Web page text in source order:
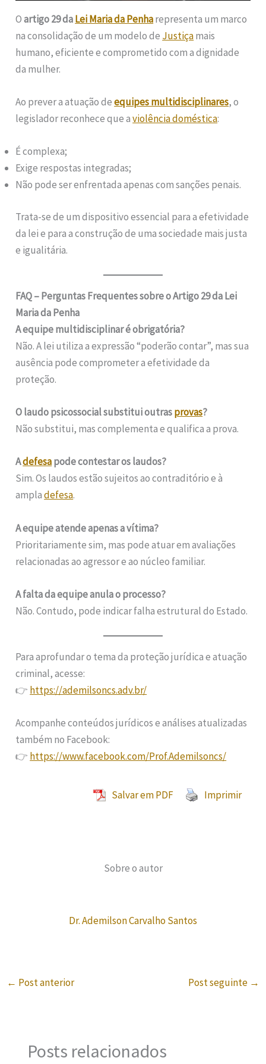
Oartigo 29 daLei Maria da Penharepresenta um marco
na consolidação de um modelo de Justiçamais
humano, eficiente e comprometido com a dignidade
da mulher.
Ao prever a atuação deequipes multidisciplinares, o
legislador reconhece que aviolência doméstica:
É complexa;
Exige respostas integradas;
Não pode ser enfrentada apenas com sanções penais.
Trata-se de um dispositivo essencial para a efetividade
da lei e para a construção de uma sociedade mais justa
e igualitária.
FAQ – Perguntas Frequentes sobre o Artigo 29 da Lei
Maria da Penha
A equipe multidisciplinar é obrigatória?
Não. A lei utiliza a expressão “poderão contar”, mas sua
ausência pode comprometer a efetividade da
proteção.
O laudo psicossocial substitui outrasprovas?
Não substitui, mas complementa e qualifica a prova.
Adefesapode contestar os laudos?
Sim. Os laudos estão sujeitos ao contraditório e à
ampladefesa.
A equipe atende apenas a vítima?
Prioritariamente sim, mas pode atuar em avaliações
relacionadas ao agressor e ao núcleo familiar.
A falta da equipe anula o processo?
Não. Contudo, pode indicar falha estrutural do Estado.
Para aprofundar o tema da proteção jurídica e atuação
criminal, acesse:
👉 https://ademilsoncs.adv.br/
Acompanhe conteúdos jurídicos e análises atualizadas
também no Facebook:
👉 https://www.facebook.com/Prof.Ademilsoncs/
Salvar em PDF Imprimir
Sobre o autor
Dr. Ademilson Carvalho Santos
← Post anterior Post seguinte →
Posts relacionados